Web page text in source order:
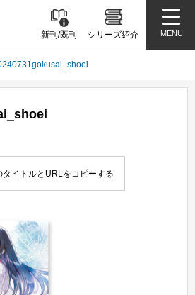
新刊/既刊 シリーズ紹介 MENU
タイトルとURLをコピーする